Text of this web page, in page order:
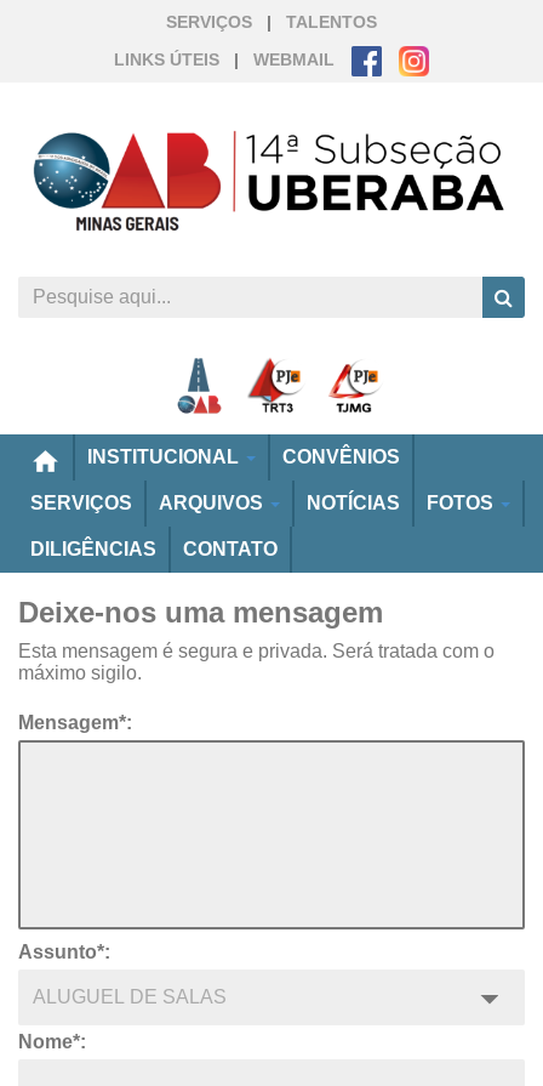
SERVIÇOS |
TALENTOS
LINKS ÚTEIS
| WEBMAIL
home INSTITUCIONAL CONVÊNIOS
SERVIÇOS ARQUIVOS NOTÍCIAS FOTOS
DILIGÊNCIAS CONTATO
Deixe-nos uma mensagem
Esta mensagem é segura e privada. Será tratada com o
máximo sigilo.
Mensagem*:
Assunto*:
Nome*: